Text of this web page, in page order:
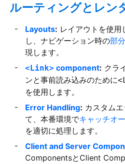
ルーティングとレン
Layouts: レイアウトを使
し、ナビゲーション時の部
現します。
<Link> component: クラ
ンと事前読み込みのために
を使用します。
Error Handling: カスタム
て、本番環境でキャッチオ
を適切に処理します。
Client and Server
ComponentsとClient